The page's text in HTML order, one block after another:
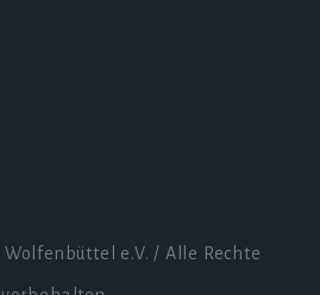
e.V. / Alle Rechte